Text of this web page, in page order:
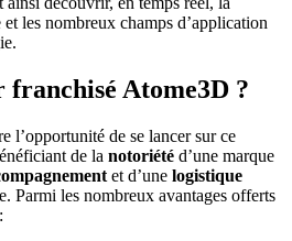
les nombreux champs d’application
Atome3D ?
l’opportunité de se lancer sur ce
de la notoriété d’une marque
et d’une logistique
Parmi les nombreux avantages offerts